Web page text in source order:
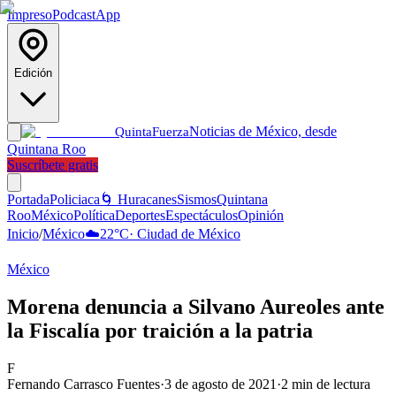
ImpresoPodcastApp
Edición
QuintaFuerzaNoticias de México, desde
Quintana Roo
Suscríbete gratis
PortadaPoliciaca 🌀 HuracanesSismosQuintana
RooMéxicoPolíticaDeportesEspectáculosOpinión
Inicio/México☁️22°C· Ciudad de México
México
Morena denuncia a Silvano Aureoles ante
la Fiscalía por traición a la patria
F
Fernando Carrasco Fuentes·3 de agosto de 2021 ·2 min de lectura